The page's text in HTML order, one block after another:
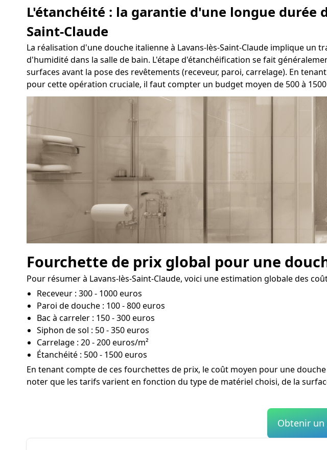
L'étanchéité : la garantie d'une longue durée
Saint-Claude
La réalisation d'une douche italienne à Lavans-lès-Saint-Claude implique
d'humidité dans la salle de bain. L'étape d'étanchéification se fait
surfaces avant la pose des revêtements (receveur, paroi, carrelage). En
pour cette opération cruciale, il faut compter un budget moyen de 500 à
Fourchette de prix global pour une
Pour résumer à Lavans-lès-Saint-Claude, voici une estimation globale des
Receveur : 300 - 1000 euros
Paroi de douche : 100 - 800 euros
Bac à carreler : 150 - 300 euros
Siphon de sol : 50 - 350 euros
Carrelage : 20 - 200 euros/m²
Étanchéité : 500 - 1500 euros
En tenant compte de ces fourchettes de prix, le coût moyen pour une
noter que les tarifs varient en fonction du type de matériel choisi, de la
Obtenir